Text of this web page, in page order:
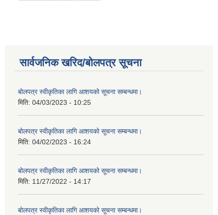
सार्वजनिक खरिद/बोलपत्र सूचना
बोलपत्र स्वीकृतिका लागि आशयको सूचना सम्बन्धमा।
मिति: 04/03/2023 - 10:25
बोलपत्र स्वीकृतिका लागि आशयको सूचना सम्बन्धमा।
मिति: 04/02/2023 - 16:24
बोलपत्र स्वीकृतिका लागि आशयको सूचना सम्बन्धमा।
मिति: 11/27/2022 - 14:17
बोलपत्र स्वीकृतिका लागि आशयको सूचना सम्बन्धमा।